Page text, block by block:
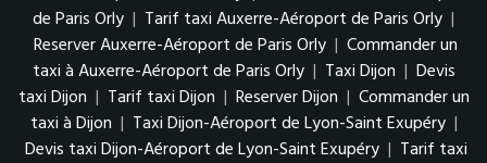
de Paris Orly | Tarif taxi Auxerre-Aéroport de Paris Orly |
Reserver Auxerre-Aéroport de Paris Orly | Commander un
taxi à Auxerre-Aéroport de Paris Orly | Taxi Dijon | Devis
taxi Dijon | Tarif taxi Dijon | Reserver Dijon | Commander un
taxi à Dijon | Taxi Dijon-Aéroport de Lyon-Saint Exupéry |
Devis taxi Dijon-Aéroport de Lyon-Saint Exupéry | Tarif taxi